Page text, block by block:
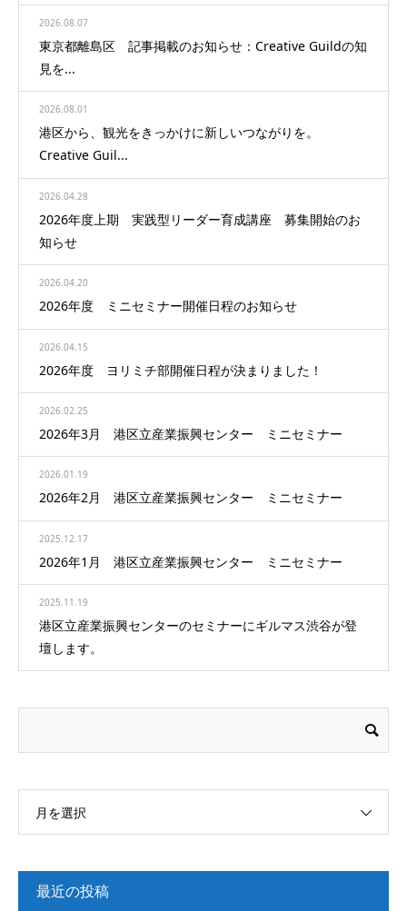
2026.08.07
東京都離島区 記事掲載のお知らせ：Creative Guildの知
見を...
2026.08.01
港区から、観光をきっかけに新しいつながりを。
Creative Guil...
2026.04.28
2026年度上期 実践型リーダー育成講座 募集開始のお
知らせ
2026.04.20
2026年度 ミニセミナー開催日程のお知らせ
2026.04.15
2026年度 ヨリミチ部開催日程が決まりました！
2026.02.25
2026年3月 港区立産業振興センター ミニセミナー
2026.01.19
2026年2月 港区立産業振興センター ミニセミナー
2025.12.17
2026年1月 港区立産業振興センター ミニセミナー
2025.11.19
港区立産業振興センターのセミナーにギルマス渋谷が登
壇します。
月を選択
最近の投稿